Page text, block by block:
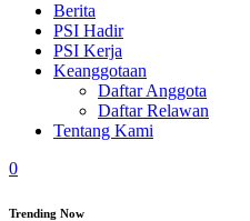
Berita
PSI Hadir
PSI Kerja
Keanggotaan
Daftar Anggota
Daftar Relawan
Tentang Kami
0
Trending Now